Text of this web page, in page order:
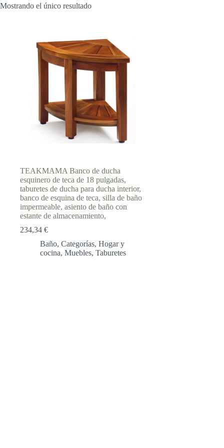
Mostrando el único resultado
TEAKMAMA Banco de ducha
esquinero de teca de 18 pulgadas,
taburetes de ducha para ducha interior,
banco de esquina de teca, silla de baño
impermeable, asiento de baño con
estante de almacenamiento,
234,34 €
Baño, Categorías, Hogar y
cocina, Muebles, Taburetes